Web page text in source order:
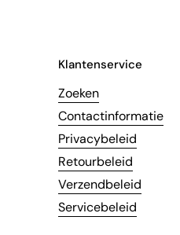
Klantenservice
Zoeken
Contactinformatie
Privacybeleid
Retourbeleid
Verzendbeleid
Servicebeleid